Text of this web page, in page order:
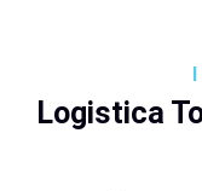
Logistica